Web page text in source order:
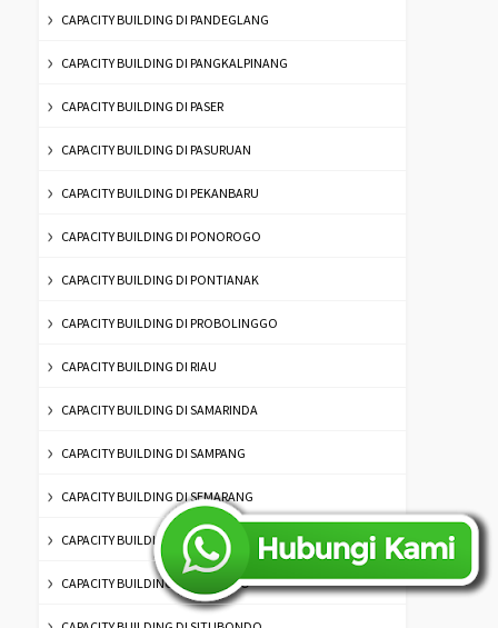
CAPACITY BUILDING DI PANDEGLANG
CAPACITY BUILDING DI PANGKALPINANG
CAPACITY BUILDING DI PASER
CAPACITY BUILDING DI PASURUAN
CAPACITY BUILDING DI PEKANBARU
CAPACITY BUILDING DI PONOROGO
CAPACITY BUILDING DI PONTIANAK
CAPACITY BUILDING DI PROBOLINGGO
CAPACITY BUILDING DI RIAU
CAPACITY BUILDING DI SAMARINDA
CAPACITY BUILDING DI SAMPANG
CAPACITY BUILDING DI SEMARANG
CAPACITY BUILDING DI SERANG
CAPACITY BUILDING DI SIDOARJO